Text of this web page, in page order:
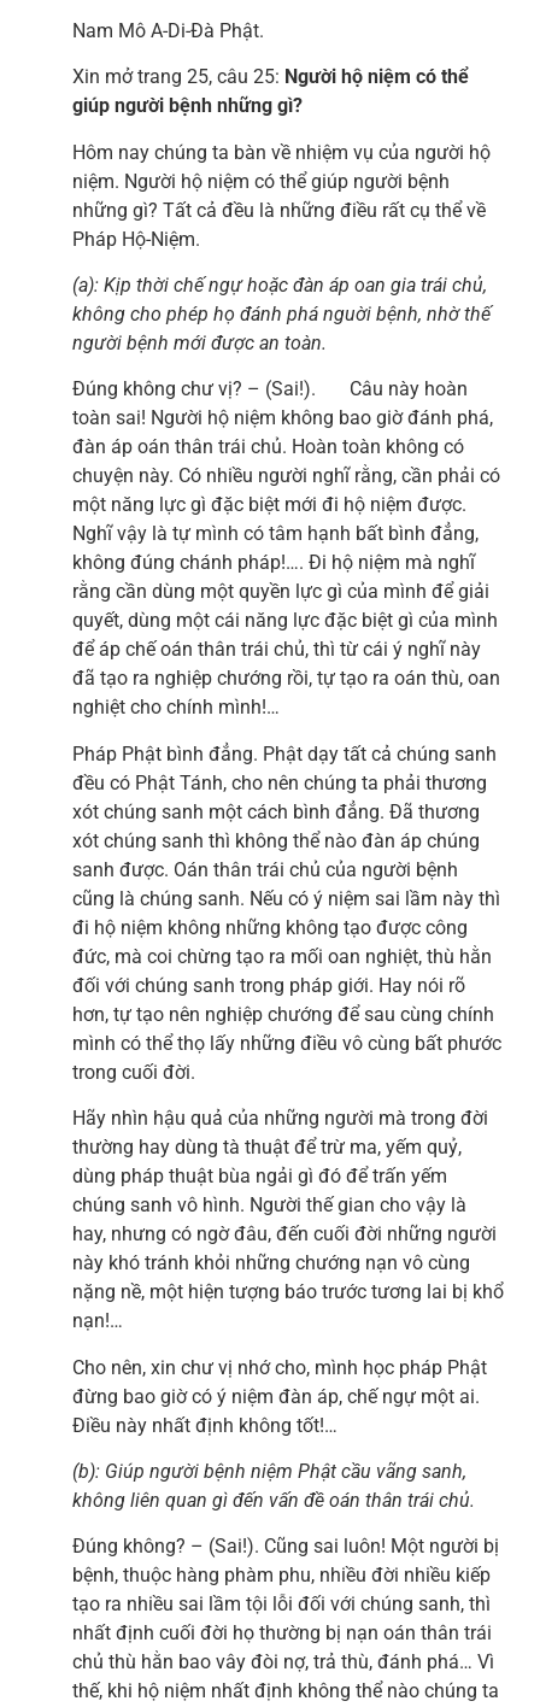
Nam Mô A-Di-Đà Phật.
Xin mở trang 25, câu 25: Người hộ niệm có thể
giúp người bệnh những gì?
Hôm nay chúng ta bàn về nhiệm vụ của người hộ
niệm. Người hộ niệm có thể giúp người bệnh
những gì? Tất cả đều là những điều rất cụ thể về
Pháp Hộ-Niệm.
(a): Kịp thời chế ngự hoặc đàn áp oan gia trái chủ,
không cho phép họ đánh phá nguời bệnh, nhờ thế
người bệnh mới được an toàn.
Đúng không chư vị? – (Sai!). Câu này hoàn
toàn sai! Người hộ niệm không bao giờ đánh phá,
đàn áp oán thân trái chủ. Hoàn toàn không có
chuyện này. Có nhiều người nghĩ rằng, cần phải có
một năng lực gì đặc biệt mới đi hộ niệm được.
Nghĩ vậy là tự mình có tâm hạnh bất bình đẳng,
không đúng chánh pháp!…. Đi hộ niệm mà nghĩ
rằng cần dùng một quyền lực gì của mình để giải
quyết, dùng một cái năng lực đặc biệt gì của mình
để áp chế oán thân trái chủ, thì từ cái ý nghĩ này
đã tạo ra nghiệp chướng rồi, tự tạo ra oán thù, oan
nghiệt cho chính mình!…
Pháp Phật bình đẳng. Phật dạy tất cả chúng sanh
đều có Phật Tánh, cho nên chúng ta phải thương
xót chúng sanh một cách bình đẳng. Đã thương
xót chúng sanh thì không thể nào đàn áp chúng
sanh được. Oán thân trái chủ của người bệnh
cũng là chúng sanh. Nếu có ý niệm sai lầm này thì
đi hộ niệm không những không tạo được công
đức, mà coi chừng tạo ra mối oan nghiệt, thù hằn
đối với chúng sanh trong pháp giới. Hay nói rõ
hơn, tự tạo nên nghiệp chướng để sau cùng chính
mình có thể thọ lấy những điều vô cùng bất phước
trong cuối đời.
Hãy nhìn hậu quả của những người mà trong đời
thường hay dùng tà thuật để trừ ma, yếm quỷ,
dùng pháp thuật bùa ngải gì đó để trấn yếm
chúng sanh vô hình. Người thế gian cho vậy là
hay, nhưng có ngờ đâu, đến cuối đời những người
này khó tránh khỏi những chướng nạn vô cùng
nặng nề, một hiện tượng báo trước tương lai bị khổ
nạn!…
Cho nên, xin chư vị nhớ cho, mình học pháp Phật
đừng bao giờ có ý niệm đàn áp, chế ngự một ai.
Điều này nhất định không tốt!…
(b): Giúp người bệnh niệm Phật cầu vãng sanh,
không liên quan gì đến vấn đề oán thân trái chủ.
Đúng không? – (Sai!). Cũng sai luôn! Một người bị
bệnh, thuộc hàng phàm phu, nhiều đời nhiều kiếp
tạo ra nhiều sai lầm tội lỗi đối với chúng sanh, thì
nhất định cuối đời họ thường bị nạn oán thân trái
chủ thù hằn bao vây đòi nợ, trả thù, đánh phá… Vì
thế, khi hộ niệm nhất định không thể nào chúng ta